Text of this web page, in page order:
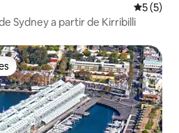
5 de
5 (5)
Sydney a partir de Kirribilli
dos hóspedes